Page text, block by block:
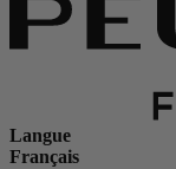
Langue
Français